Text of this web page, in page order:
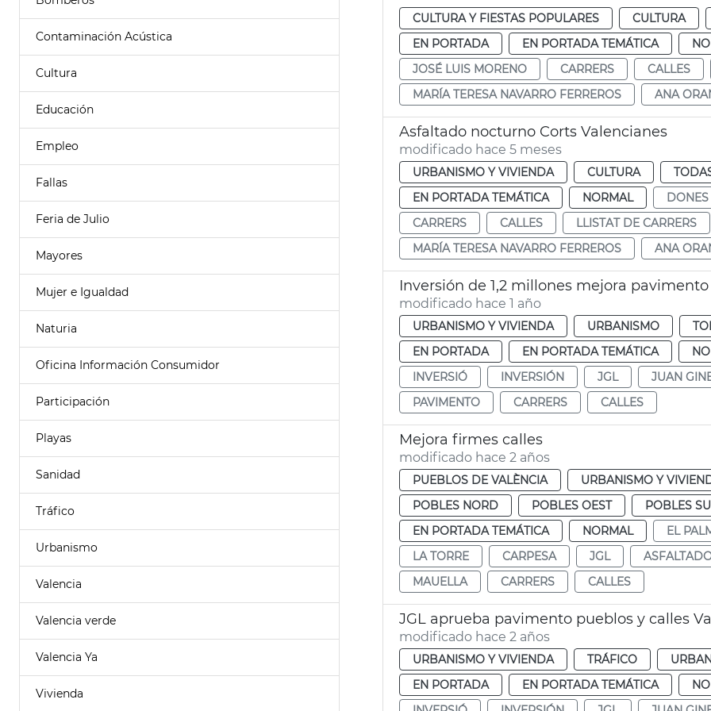
Contaminación Acústica
Cultura
Educación
Empleo
Fallas
Feria de Julio
Mayores
Mujer e Igualdad
Naturia
Oficina Información Consumidor
Participación
Playas
Sanidad
Tráfico
Urbanismo
Valencia
Valencia verde
Valencia Ya
Vivienda
CULTURA Y FIESTAS POPULARES
CULTURA
EN PORTADA
EN PORTADA TEMÁTICA
JOSÉ LUIS MORENO
CARRERS
CALLES
MARÍA TERESA NAVARRO FERREROS
ANA
Asfaltado nocturno Corts Valencianes
modificado hace 5 meses
URBANISMO Y VIVIENDA CULTURA
EN PORTADA TEMÁTICA
NORMAL
DONES
CARRERS
CALLES
LLISTAT DE CARRERS
MARÍA TERESA NAVARRO FERREROS
ANA
Inversión de 1,2 millones mejora
modificado hace 1 año
URBANISMO Y VIVIENDA URBANISMO
EN PORTADA
EN PORTADA TEMÁTICA
INVERSIÓ
INVERSIÓN JGL
JUAN
PAVIMENTO
CARRERS CALLES
Mejora firmes calles
modificado hace 2 años
PUEBLOS DE VALÈNCIA
URBANISMO Y
POBLES NORD
POBLES OEST
POBLES
EN PORTADA TEMÁTICA
NORMAL
EL
LA TORRE
CARPESA JGL
MAUELLA
CARRERS CALLES
JGL aprueba pavimento pueblos y calles
modificado hace 2 años
URBANISMO Y VIVIENDA TRÁFICO
EN PORTADA
EN PORTADA TEMÁTICA